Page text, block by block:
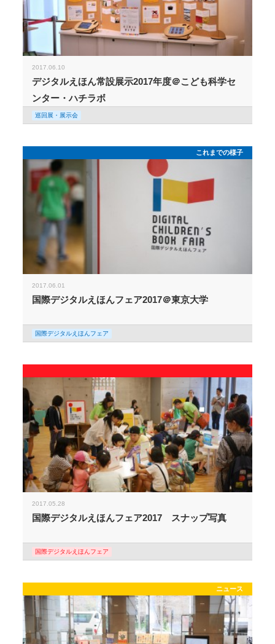
2017.06.10
デジタルえほん常設展示2017年度＠こども科学セ
ンター・ハチラボ
巡回展・展示会
これまでの様子
2017.06.01
国際デジタルえほんフェア2017＠東京大学
国際デジタルえほんフェア
2017.05.28
国際デジタルえほんフェア2017 スナップ写真
国際デジタルえほんフェア
ニュース